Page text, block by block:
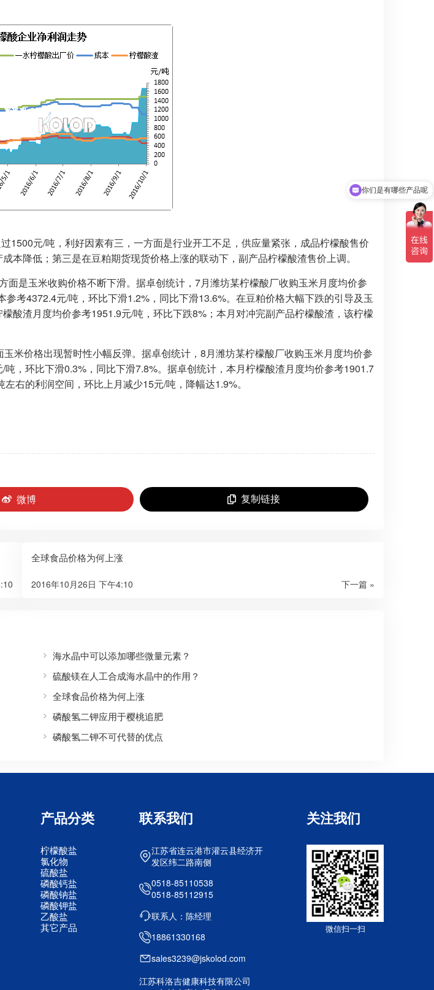
元/吨，利好因素有三，一方面是行业开工不足，供应量紧张，成品柠檬酸售价
降低；第三是在豆粕期货现货价格上涨的联动下，副产品柠檬酸渣售价上调。
是玉米收购价格不断下滑。据卓创统计，7月潍坊某柠檬酸厂收购玉米月度均价参
考4372.4元/吨，环比下滑1.2%，同比下滑13.6%。在豆粕价格大幅下跌的引导及玉
酸渣月度均价参考1951.9元/吨，环比下跌8%；本月对冲完副产品柠檬酸渣，该柠檬
米价格出现暂时性小幅反弹。据卓创统计，8月潍坊某柠檬酸厂收购玉米月度均价参
，环比下滑0.3%，同比下滑7.8%。据卓创统计，本月柠檬酸渣月度均价参考1901.7
右的利润空间，环比上月减少15元/吨，降幅达1.9%。
微博 复制链接
全球食品价格为何上涨
下一篇 »
2016年10月26日 下午4:10
海水晶中可以添加哪些微量元素？
硫酸镁在人工合成海水晶中的作用？
全球食品价格为何上涨
磷酸氢二钾应用于樱桃追肥
磷酸氢二钾不可代替的优点
产品分类
柠檬酸盐
氯化物
硫酸盐
磷酸钙盐
磷酸钠盐
磷酸钾盐
乙酸盐
其它产品
联系我们
江苏省连云港市灌云县经济开
发区纬二路南侧
0518-85110538
0518-85112915
联系人：陈经理
18861330168
sales3239@jskolod.com
江苏科洛吉健康科技有限公司
关注我们
微信扫一扫
产品可以出口吗？